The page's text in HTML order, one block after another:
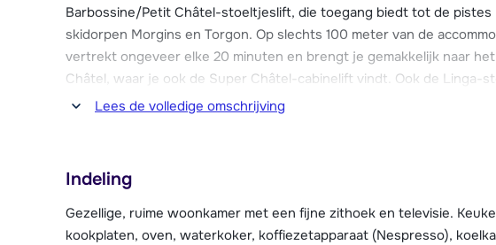
Barbossine/Petit Châtel-stoeltjeslift, die toegang biedt tot de
skidorpen Morgins en Torgon. Op slechts 100 meter van de
vertrekt ongeveer elke 20 minuten en brengt je gemakkelijk naar
Châtel, waar je ook de Super Châtel-cabinelift vindt. Ook de Linga-
bereiken met de bus, waardoor je volop kunt genieten van dit
Het gezellige centrum van Châtel lift op 1,6 km en beschikt over
supermarkt, restaurants en bars. Na een dag in de sneeuw kun je
après-ski of juist heerlijk ontspannen in het wellnesscentrum met
Lees de volledige omschrijving
Indeling
Gezellige, ruime woonkamer met een fijne zithoek en televisie.
kookplaten, oven, waterkoker, koffiezetapparaat (Nespresso),